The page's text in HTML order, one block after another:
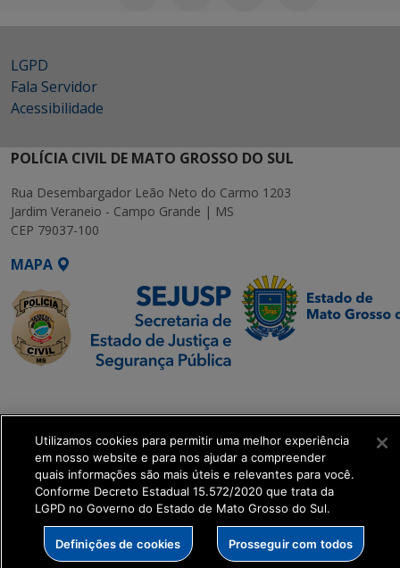
LGPD
Fala Servidor
Acessibilidade
POLÍCIA CIVIL DE MATO GROSSO DO SUL
Rua Desembargador Leão Neto do Carmo 1203
Jardim Veraneio - Campo Grande | MS
CEP 79037-100
MAPA
Executiva de
Transformação Digital
get_footer();
Utilizamos cookies para permitir uma melhor experiência
em nosso website e para nos ajudar a compreender
quais informações são mais úteis e relevantes para você.
Conforme Decreto Estadual 15.572/2020 que trata da
LGPD no Governo do Estado de Mato Grosso do Sul.
Definições de cookies Prosseguir com todos